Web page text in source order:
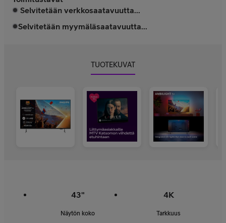
Selvitetään verkkosaatavuutta...
Selvitetään myymäläsaatavuutta...
TUOTEKUVAT
43"
Näytön koko
4K
Tarkkuus